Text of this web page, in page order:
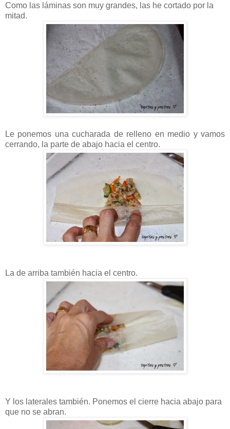
Como las láminas son muy grandes, las he cortado por la
mitad.
Le ponemos una cucharada de relleno en medio y vamos
cerrando, la parte de abajo hacia el centro.
La de arriba también hacia el centro.
Y los laterales también. Ponemos el cierre hacia abajo para
que no se abran.